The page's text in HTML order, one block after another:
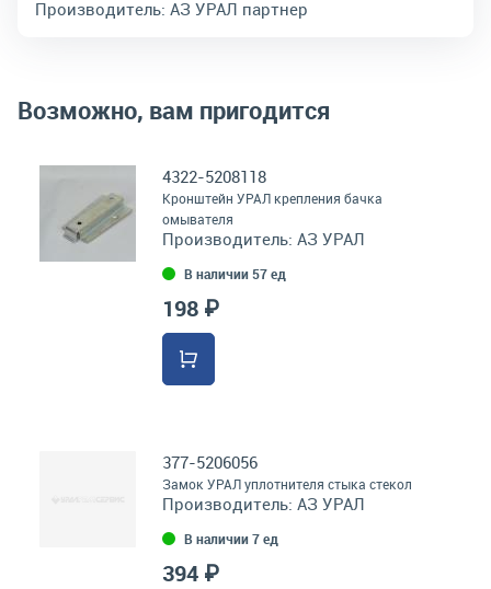
Производитель: АЗ УРАЛ партнер
Возможно, вам пригодится
4322-5208118
Кронштейн УРАЛ крепления бачка
омывателя
Производитель: АЗ УРАЛ
В наличии 57 ед
198 ₽
377-5206056
Замок УРАЛ уплотнителя стыка стекол
Производитель: АЗ УРАЛ
В наличии 7 ед
394 ₽